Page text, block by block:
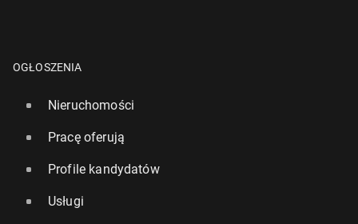
OGŁOSZENIA
Nieruchomości
Pracę oferują
Profile kandydatów
Usługi